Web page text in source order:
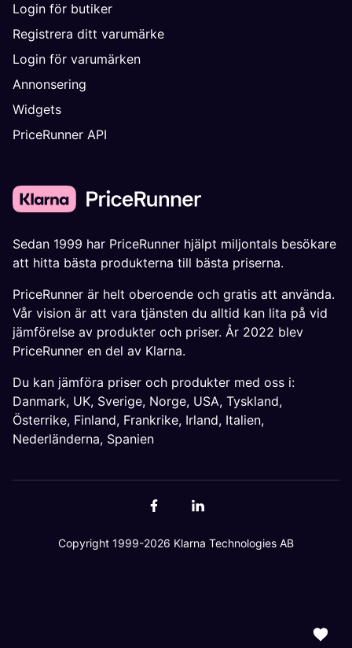
Login för butiker
Registrera ditt varumärke
Login för varumärken
Annonsering
Widgets
PriceRunner API
Sedan 1999 har PriceRunner hjälpt miljontals besökare
att hitta bästa produkterna till bästa priserna.
PriceRunner är helt oberoende och gratis att använda.
Vår vision är att vara tjänsten du alltid kan lita på vid
jämförelse av produkter och priser. År 2022 blev
PriceRunner en del av Klarna.
Du kan jämföra priser och produkter med oss i:
Danmark, UK, Sverige, Norge, USA, Tyskland,
Österrike, Finland, Frankrike, Irland, Italien,
Nederländerna, Spanien
Copyright 1999-2026 Klarna Technologies AB